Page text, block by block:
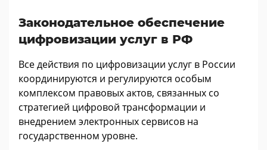
Законодательное обеспечение
цифровизации услуг в РФ
Все действия по цифровизации услуг в России
координируются и регулируются особым
комплексом правовых актов, связанных со
стратегией цифровой трансформации и
внедрением электронных сервисов на
государственном уровне.